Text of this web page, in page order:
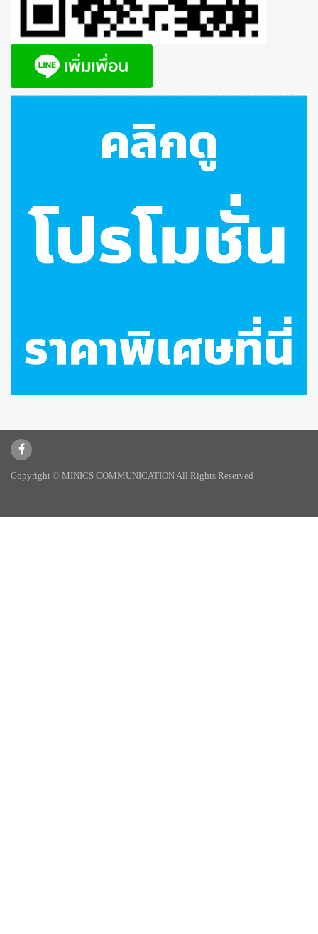
Copyright © MINICS COMMUNICATION All Rights Reserved